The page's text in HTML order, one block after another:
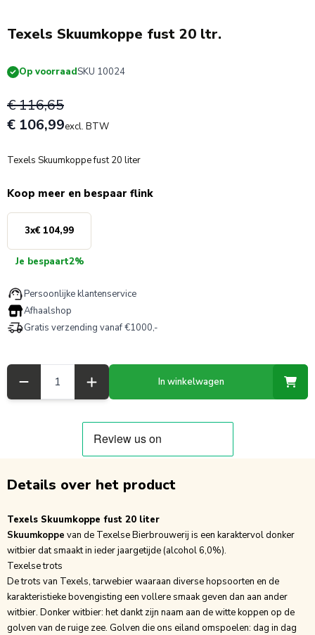
Texels Skuumkoppe fust 20 ltr.
Op voorraadSKU 10024
€ 116,65
€ 106,99excl. BTW
Texels Skuumkoppe fust 20 liter
Koop meer en bespaar flink
3x€ 104,99
Je bespaart2%
Persoonlijke klantenservice
Afhaalshop
Gratis verzending vanaf €1000,-
In winkelwagen
Details over het product
Texels Skuumkoppe fust 20 liter
Skuumkoppe van de Texelse Bierbrouwerij is een karaktervol donker
witbier dat smaakt in ieder jaargetijde (alcohol 6,0%).
Texelse trots
De trots van Texels, tarwebier waaraan diverse hopsoorten en de
karakteristieke bovengisting een vollere smaak geven dan aan ander
witbier. Donker witbier: het dankt zijn naam aan de witte koppen op de
golven van de ruige zee. Golven die ons eiland omspoelen: dag in dag